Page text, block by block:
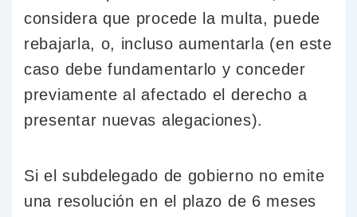
considera que procede la multa, puede
rebajarla, o, incluso aumentarla (en este
caso debe fundamentarlo y conceder
previamente al afectado el derecho a
presentar nuevas alegaciones).
Si el subdelegado de gobierno no emite
una resolución en el plazo de 6 meses